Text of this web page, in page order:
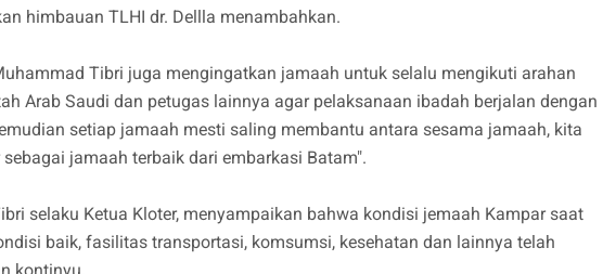
himbauan TLHI dr. Dellla menambahkan.
Tibri juga mengingatkan jamaah untuk selalu mengikuti arahan
Arab Saudi dan petugas lainnya agar pelaksanaan ibadah berjalan dengan
setiap jamaah mesti saling membantu antara sesama jamaah, kita
jamaah terbaik dari embarkasi Batam".
selaku Ketua Kloter, menyampaikan bahwa kondisi jemaah Kampar saat
baik, fasilitas transportasi, komsumsi, kesehatan dan lainnya telah